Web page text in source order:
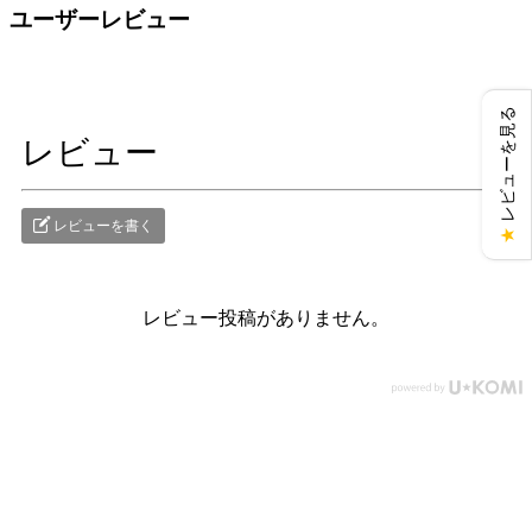
ユーザーレビュー
レビュー
レビューを書く
レビュー投稿がありません。
★
レビューを見る